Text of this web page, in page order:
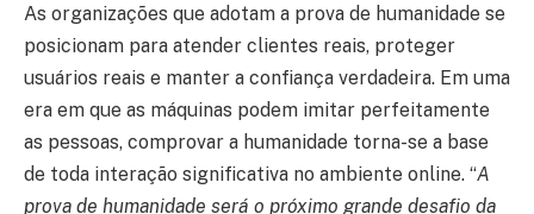
As organizações que adotam a prova de humanidade se
posicionam para atender clientes reais, proteger
usuários reais e manter a confiança verdadeira. Em uma
era em que as máquinas podem imitar perfeitamente
as pessoas, comprovar a humanidade torna-se a base
de toda interação significativa no ambiente online. “A
prova de humanidade será o próximo grande desafio da